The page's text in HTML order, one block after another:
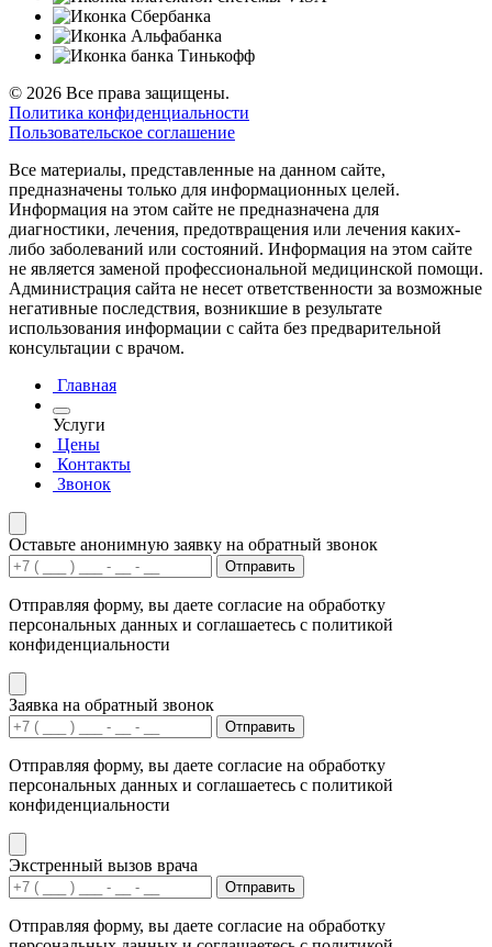
© 2026 Все права защищены.
Политика конфиденциальности
Пользовательское соглашение
Все материалы, представленные на данном сайте,
предназначены только для информационных целей.
Информация на этом сайте не предназначена для
диагностики, лечения, предотвращения или лечения каких-
либо заболеваний или состояний. Информация на этом сайте
не является заменой профессиональной медицинской помощи.
Администрация сайта не несет ответственности за возможные
негативные последствия, возникшие в результате
использования информации с сайта без предварительной
консультации с врачом.
Главная
Услуги
Цены
Контакты
Звонок
Оставьте анонимную заявку на обратный звонок
Отправить
Отправляя форму, вы даете согласие на обработку
персональных данных и соглашаетесь с политикой
конфиденциальности
Заявка на обратный звонок
Отправить
Отправляя форму, вы даете согласие на обработку
персональных данных и соглашаетесь с политикой
конфиденциальности
Экстренный вызов врача
Отправить
Отправляя форму, вы даете согласие на обработку